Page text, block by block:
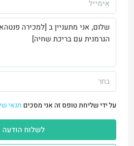
בחר
על ידי שליחת טופס זה אני מסכים תנאי
לשלוח הודעה